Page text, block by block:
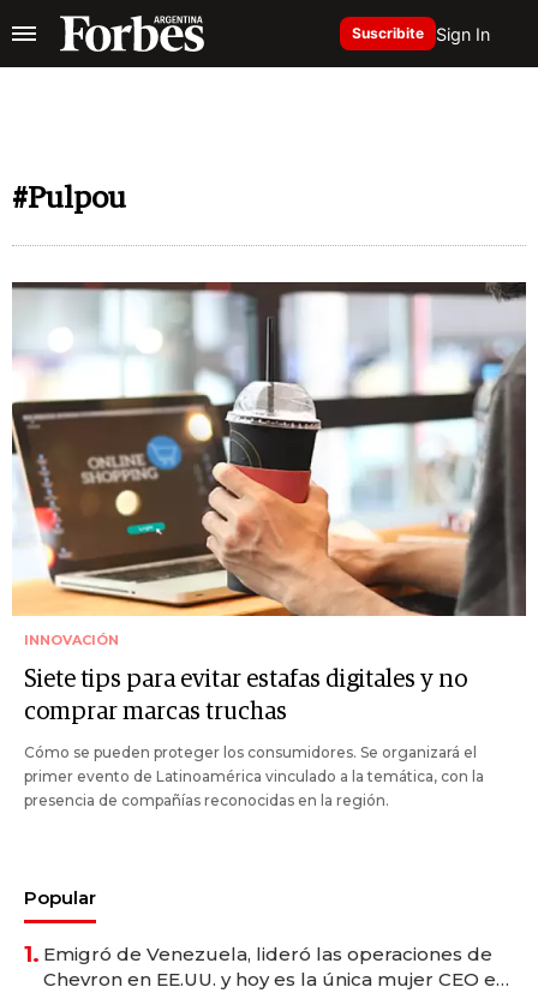
Suscribite Sign In
#Pulpou
INNOVACIÓN
Siete tips para evitar estafas digitales y no
comprar marcas truchas
Cómo se pueden proteger los consumidores. Se organizará el
primer evento de Latinoamérica vinculado a la temática, con la
presencia de compañías reconocidas en la región.
Popular
1. Emigró de Venezuela, lideró las operaciones de
Chevron en EE.UU. y hoy es la única mujer CEO en